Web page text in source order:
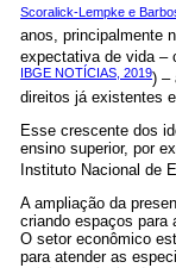
Scoralick-Lempke e
anos, principalmente
expectativa de vida –
IBGE NOTÍCIAS, 2019) –
direitos já existentes
Esse crescente dos
ensino superior, por
Instituto Nacional de
A ampliação da
criando espaços para
O setor econômico
para atender as